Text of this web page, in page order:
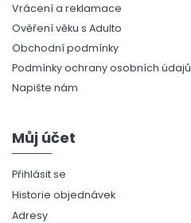
Vrácení a reklamace
Ověření věku s Adulto
Obchodní podmínky
Podmínky ochrany osobních údajů
Napište nám
Můj účet
Přihlásit se
Historie objednávek
Adresy